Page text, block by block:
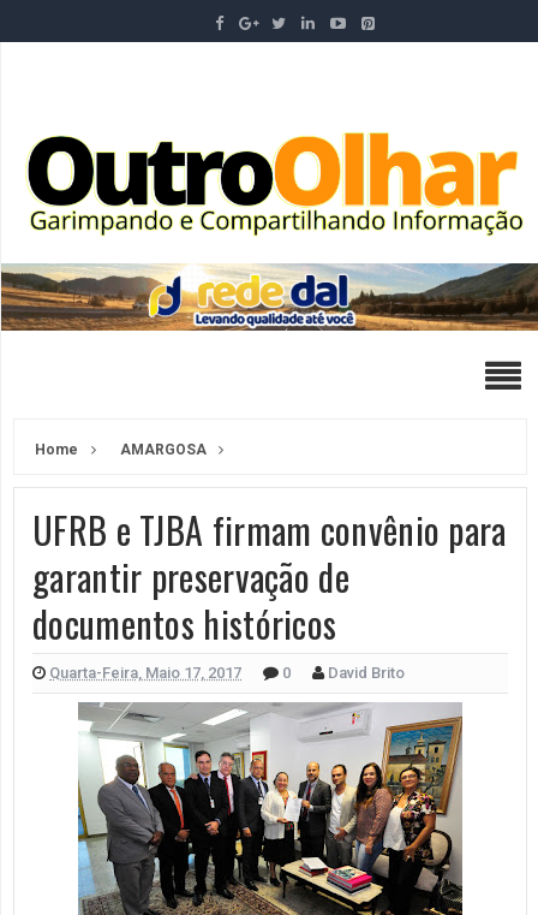
Home AMARGOSA
UFRB e TJBA firmam convênio para
garantir preservação de
documentos históricos
Quarta-Feira, Maio 17, 2017 0 David Brito